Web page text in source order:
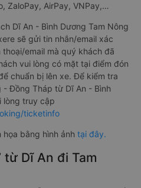
ZaloPay, AirPay, VNPay,…
Dĩ An - Bình Dương Tam Nông
sẽ gửi tin nhắn/email xác
email mà quý khách đã
vui lòng có mặt tại điểm đón
chuẩn bị lên xe. Để kiểm tra
Đồng Tháp từ Dĩ An - Bình
lòng truy cập
ticketinfo
bằng hình ảnh tại đây.
Dĩ An đi Tam